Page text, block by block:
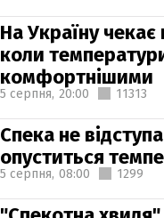
На Україну
коли
комфортнішими
5 серпня, 20:00 11313
Спека не
опуститься
5 серпня, 08:00 1299